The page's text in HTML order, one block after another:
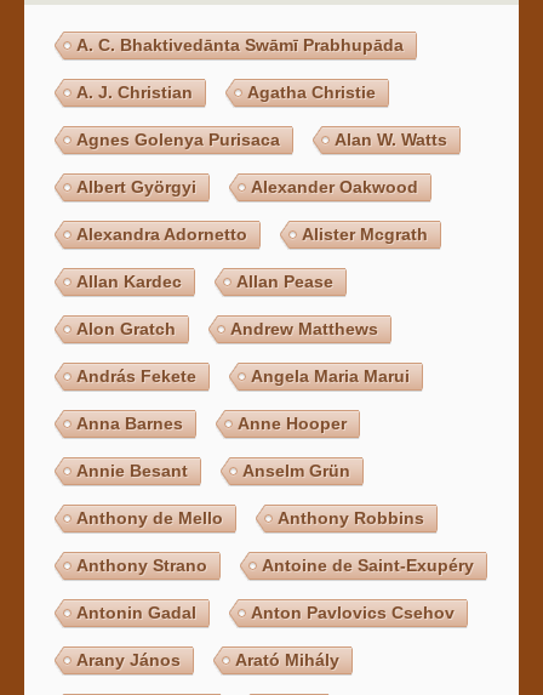
A. C. Bhaktivedānta Swāmī Prabhupāda
A. J. Christian Agatha Christie
Agnes Golenya Purisaca Alan W. Watts
Albert Györgyi Alexander Oakwood
Alexandra Adornetto Alister Mcgrath
Allan Kardec Allan Pease
Alon Gratch Andrew Matthews
András Fekete Angela Maria Marui
Anna Barnes Anne Hooper
Annie Besant Anselm Grün
Anthony de Mello Anthony Robbins
Anthony Strano Antoine de Saint-Exupéry
Antonin Gadal Anton Pavlovics Csehov
Arany János Arató Mihály